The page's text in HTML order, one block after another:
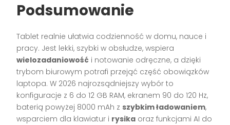
Podsumowanie
Tablet realnie ułatwia codzienność w domu, nauce i
pracy. Jest lekki, szybki w obsłudze, wspiera
wielozadaniowość i notowanie odręczne, a dzięki
trybom biurowym potrafi przejąć część obowiązków
laptopa. W 2026 najrozsądniejszy wybór to
konfiguracje z 6 do 12 GB RAM, ekranem 90 do 120 Hz,
baterią powyżej 8000 mAh z szybkim ładowaniem,
wsparciem dla klawiatur i rysika oraz funkcjami AI do